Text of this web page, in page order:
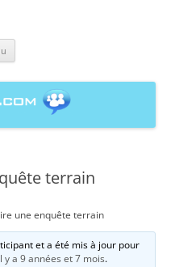
rédaction de
terrain
une enquête terrain
et a été mis à jour pour
y a 9 années et 7 mois.